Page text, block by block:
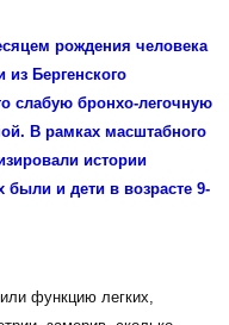
рождения человека
Бергенского
слабую бронхо-легочную
В рамках масштабного
истории
были и дети в возрасте 9-
функцию легких,